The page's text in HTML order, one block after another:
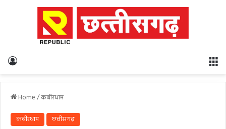
Home/कबीरधाम
कबीरधाम छत्तीसगढ़